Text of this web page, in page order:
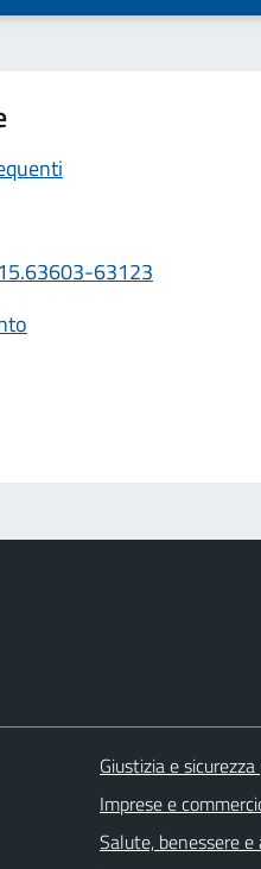
63123
Giustizia e
Imprese e
Salute, benessere